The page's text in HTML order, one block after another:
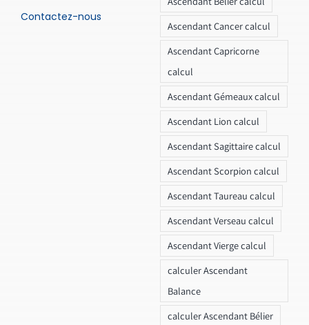
Contactez-nous
Ascendant Cancer calcul
Ascendant Capricorne
calcul
Ascendant Gémeaux calcul
Ascendant Lion calcul
Ascendant Sagittaire calcul
Ascendant Scorpion calcul
Ascendant Taureau calcul
Ascendant Verseau calcul
Ascendant Vierge calcul
calculer Ascendant
Balance
calculer Ascendant Bélier